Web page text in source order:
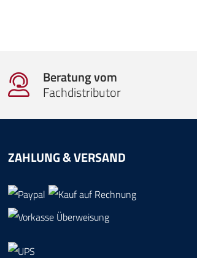
Beratung vom
Fachdistributor
ZAHLUNG & VERSAND